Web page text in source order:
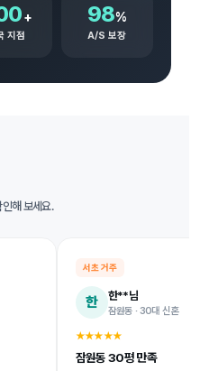
+
지점
98%
A/S 보장
해 보세요.
서초 거주
한 한**님
잠원동 · 30대 신혼
★★★★★
잠원동 30평 만족